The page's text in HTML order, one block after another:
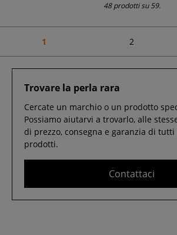
48 prodotti su 59.
1 2
Trovare la perla rara
Cercate un marchio o un prodotto
Possiamo aiutarvi a trovarlo, alle
di prezzo, consegna e garanzia di
prodotti.
Contattaci